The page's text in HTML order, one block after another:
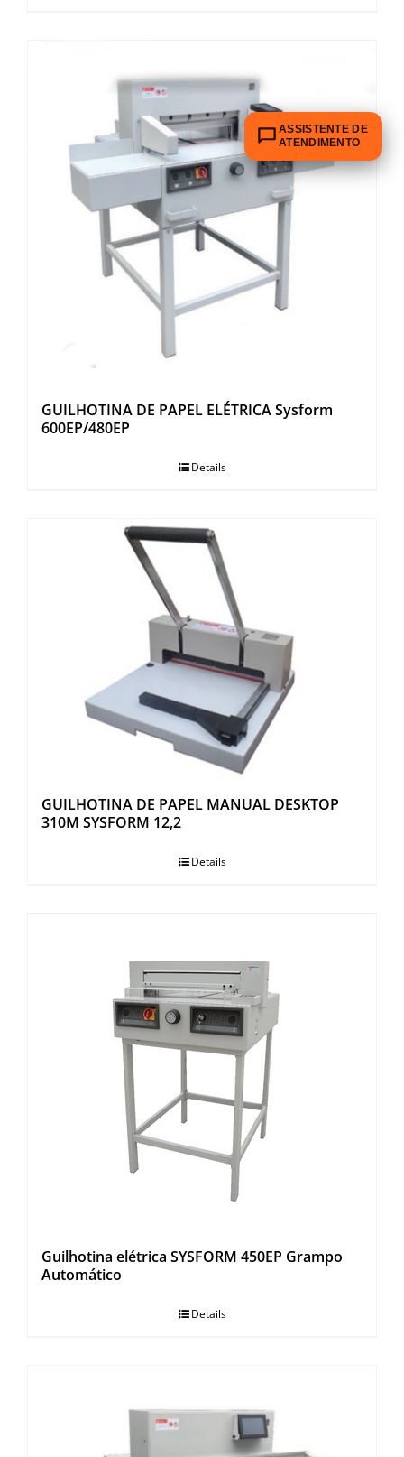
GUILHOTINA DE PAPEL ELÉTRICA Sysform
600EP/480EP
Details
GUILHOTINA DE PAPEL MANUAL DESKTOP
310M SYSFORM 12,2
Details
Guilhotina elétrica SYSFORM 450EP Grampo
Automático
Details
ASSISTENTE DE
ATENDIMENTO